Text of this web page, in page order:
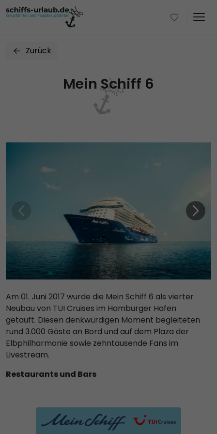
Zurück
Mein Schiff 6
Am 01. Juni 2017 wurde die Mein Schiff 6 als vierter
Neubau von TUI Cruises im Hamburger Hafen
getauft. Diesen denkwürdigen Moment begleiteten
rund 3.000 Gäste an Bord und auf dem Plaza der
Elbphilharmonie sowie zehntausende Fans im
Livestream.
Restaurants und Bars
Schiff 6 sicherlich auf Ihre Kosten. In den Restaurants
und Bistros entdecken Sie kulinarisches Neuland und
exklusive Gourmet-Momente. Genießen Sie rund um